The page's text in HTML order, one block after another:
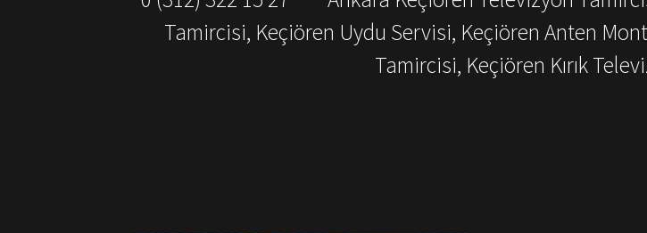
Tamircisi, Keçiören Uydu Servisi, Keçiören Anten
Tamircisi, Keçiören Kırık